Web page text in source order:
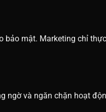
mật. Marketing chỉ
ngờ và ngăn chặn hoạt